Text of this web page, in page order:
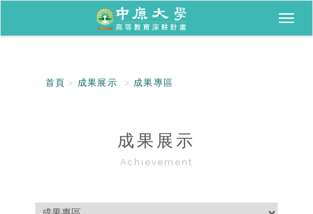
首頁 成果展示 成果專區
成果展示
Achievement